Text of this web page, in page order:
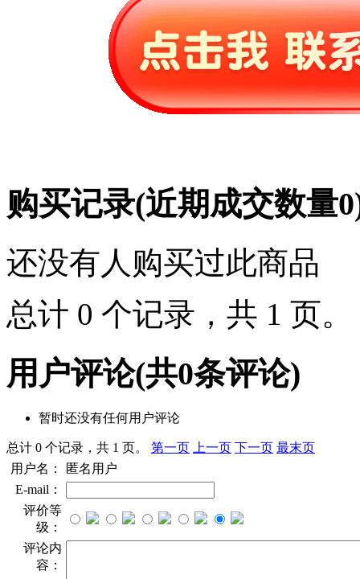
购买记录(近期成交数量0
还没有人购买过此商品
总计 0 个记录，共 1 页。
用户评论(共0条评论)
暂时还没有任何用户评论
总计 0 个记录，共 1 页。 第一页 上一页 下一页 最末页
用户名：
匿名用户
E-mail：
评价等
级：
评论内
容：